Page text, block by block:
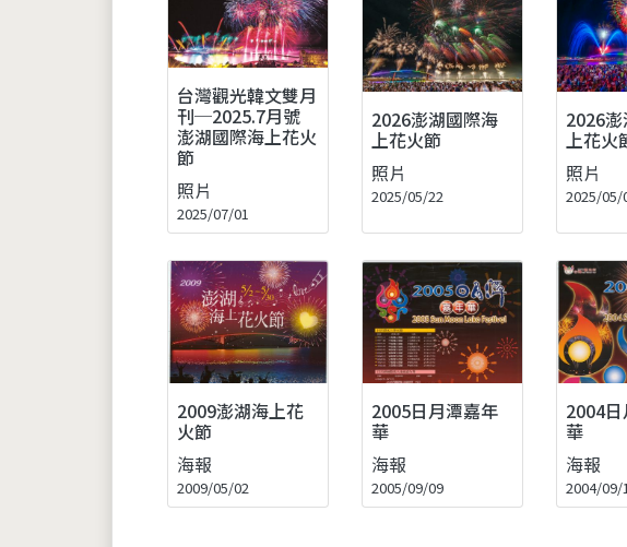
台灣觀光韓文雙月
刊─2025.7月號
澎湖國際海上花火
節
照片
2025/07/01
2026澎湖國際海
上花火節
照片
2025/05/22
2026
上花火
照片
2025/05/
2009澎湖海上花
火節
海報
2009/05/02
2005日月潭嘉年
華
海報
2005/09/09
2004
華
海報
2004/09/